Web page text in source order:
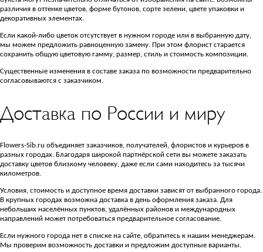
различия в оттенке цветов, форме бутонов, сорте зелени, цвете упаковки и
декоративных элементах.
Если какой-либо цветок отсутствует в нужном городе или в выбранную дату,
мы можем предложить равноценную замену. При этом флорист старается
сохранить общую цветовую гамму, размер, стиль и стоимость композиции.
Существенные изменения в составе заказа по возможности предварительно
согласовываются с заказчиком.
Доставка по России и миру
Flowers-Sib.ru объединяет заказчиков, получателей, флористов и курьеров в
разных городах. Благодаря широкой партнёрской сети вы можете заказать
доставку цветов близкому человеку, даже если сами находитесь за тысячи
километров.
Условия, стоимость и доступное время доставки зависят от выбранного города.
В крупных городах возможна доставка в день оформления заказа. Для
небольших населённых пунктов, удалённых районов и международных
направлений может потребоваться предварительное согласование.
Если нужного города нет в списке на сайте, обратитесь к нашим менеджерам.
Мы проверим возможность доставки и предложим доступные варианты.